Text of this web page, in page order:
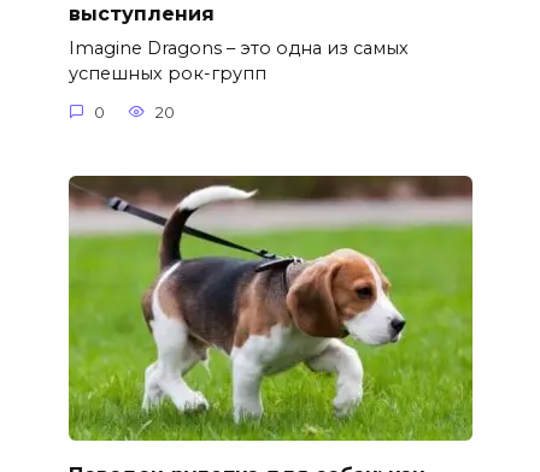
выступления
Imagine Dragons – это одна из самых
успешных рок-групп
0 20